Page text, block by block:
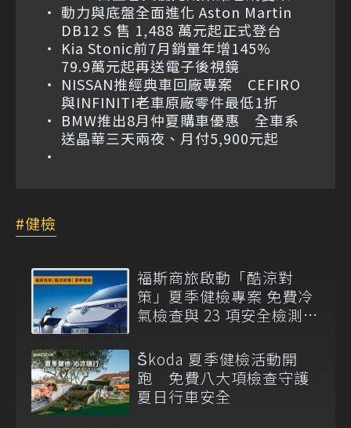
動力與底盤全面進化 Aston Martin
DB12 S 售 1,488 萬元起正式登台
Kia Stonic前7月銷量年增145%
79.9萬元起再送電子後視鏡
NISSAN推經典車回廠專案 CEFIRO
與INFINITI老車原廠零件最低1折
BMW推出8月仲夏購車優惠 全車系
送晶華三天兩夜、月付5,900元起
健檢
福斯商旅啟動「酷涼對
策」夏季健檢專案 免費冷
氣檢查與 23 項安全檢測同
Škoda 夏季健檢活動開
跑 免費八大項檢查守護
夏日行車安全